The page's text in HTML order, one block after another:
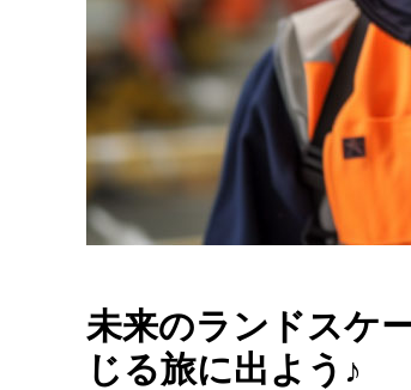
未来のランドスケ
じる旅に出よう♪